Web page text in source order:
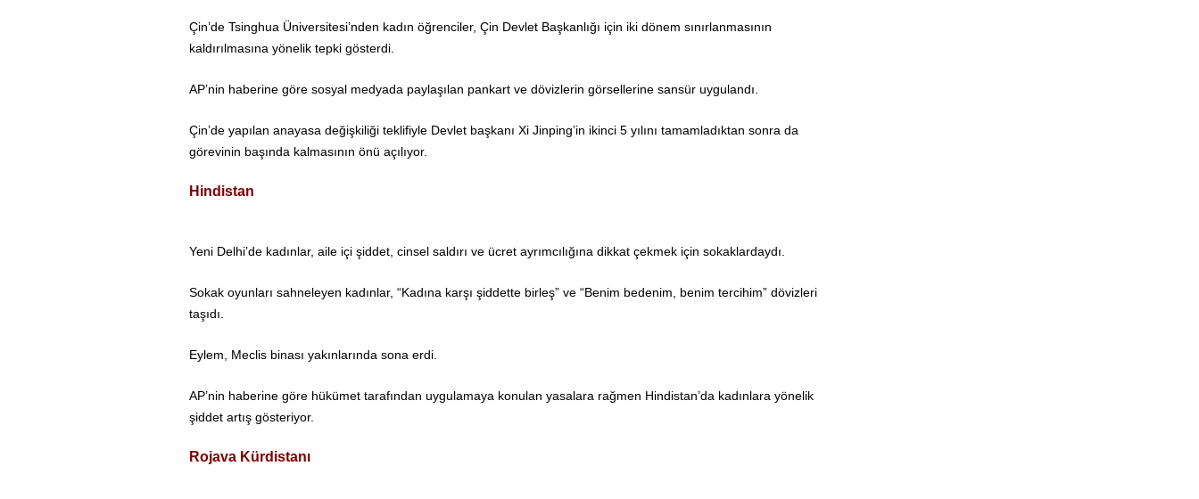
Çin’de Tsinghua Üniversitesi’nden kadın öğrenciler, Çin Devlet Başkanlığı için iki dönem sınırlanmasının
kaldırılmasına yönelik tepki gösterdi.
AP’nin haberine göre sosyal medyada paylaşılan pankart ve dövizlerin görsellerine sansür uygulandı.
Çin’de yapılan anayasa değişkiliği teklifiyle Devlet başkanı Xi Jinping’in ikinci 5 yılını tamamladıktan sonra da
görevinin başında kalmasının önü açılıyor.
Hindistan
Yeni Delhi’de kadınlar, aile içi şiddet, cinsel saldırı ve ücret ayrımcılığına dikkat çekmek için sokaklardaydı.
Sokak oyunları sahneleyen kadınlar, “Kadına karşı şiddette birleş” ve “Benim bedenim, benim tercihim” dövizleri
taşıdı.
Eylem, Meclis binası yakınlarında sona erdi.
AP’nin haberine göre hükümet tarafından uygulamaya konulan yasalara rağmen Hindistan’da kadınlara yönelik
şiddet artış gösteriyor.
Rojava Kürdistanı